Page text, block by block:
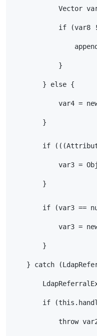
Vector
if (var8
            }
        } else {
var4 =
        }
if
var3 =
        }
if (var3 ==
var3 =
        }
} catch
if
throw